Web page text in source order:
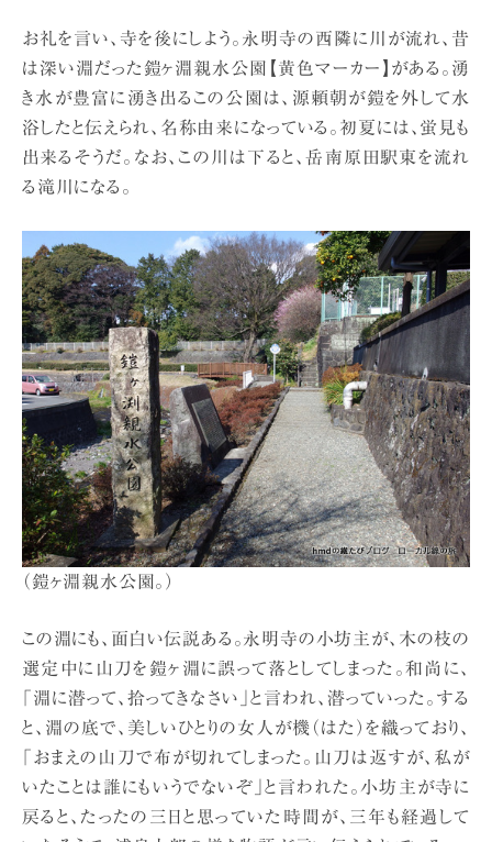
お礼を言い、寺を後にしよう。永明寺の西隣に川が流れ、昔
は深い淵だった鎧ヶ淵親水公園【黄色マーカー】がある。湧
き水が豊富に湧き出るこの公園は、源頼朝が鎧を外して水
浴したと伝えられ、名称由来になっている。初夏には、蛍見も
出来るそうだ。なお、この川は下ると、岳南原田駅東を流れ
る滝川になる。
（鎧ヶ淵親水公園。）
この淵にも、面白い伝説ある。永明寺の小坊主が、木の枝の
選定中に山刀を鎧ヶ淵に誤って落としてしまった。和尚に、
「淵に潜って、拾ってきなさい」と言われ、潜っていった。する
と、淵の底で、美しいひとりの女人が機（はた）を織っており、
「おまえの山刀で布が切れてしまった。山刀は返すが、私が
いたことは誰にもいうでないぞ」と言われた。小坊主が寺に
戻ると、たったの三日と思っていた時間が、三年も経過して